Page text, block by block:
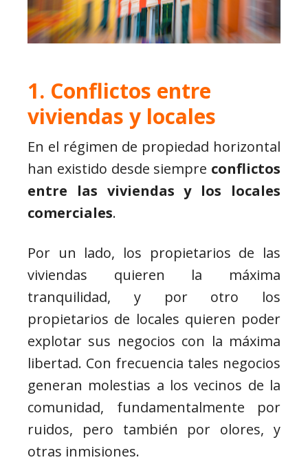
1. Conflictos entre
viviendas y locales
En el régimen de propiedad horizontal
han existido desde siempre conflictos
entre las viviendas y los locales
comerciales.
Por un lado, los propietarios de las
viviendas quieren la máxima
tranquilidad, y por otro los
propietarios de locales quieren poder
explotar sus negocios con la máxima
libertad. Con frecuencia tales negocios
generan molestias a los vecinos de la
comunidad, fundamentalmente por
ruidos, pero también por olores, y
otras inmisiones.